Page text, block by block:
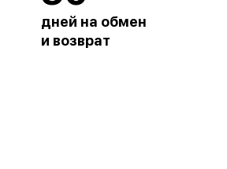
дней на обмен
и возврат